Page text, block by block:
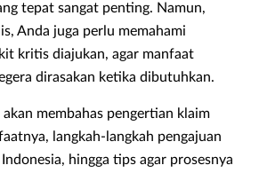
tepat sangat penting. Namun,
Anda juga perlu memahami
kritis diajukan, agar manfaat
dirasakan ketika dibutuhkan.
membahas pengertian klaim
langkah-langkah pengajuan
hingga tips agar prosesnya